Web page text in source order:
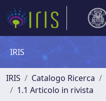
IRIS
IRIS Catalogo Ricerca
1.1 Articolo in rivista